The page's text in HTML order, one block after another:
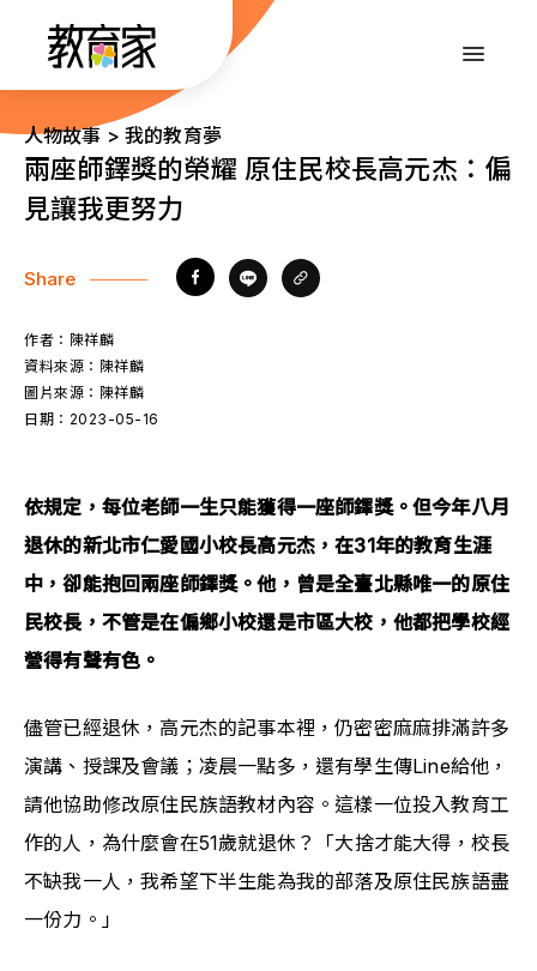
內
::: 人物故事 > 我的教育夢
兩座師鐸獎的榮耀 原住民校長高元杰：偏
見讓我更努力
Share
作者： 陳祥麟
資料來源： 陳祥麟
圖片來源： 陳祥麟
日期： 2023-05-16
依規定，每位老師一生只能獲得一座師鐸獎。但今年八月
退休的新北市仁愛國小校長高元杰，在31年的教育生涯
中，卻能抱回兩座師鐸獎。他，曾是全臺北縣唯一的原住
民校長，不管是在偏鄉小校還是市區大校，他都把學校經
營得有聲有色。
儘管已經退休，高元杰的記事本裡，仍密密麻麻排滿許多
演講、授課及會議；凌晨一點多，還有學生傳Line給他，
請他協助修改原住民族語教材內容。這樣一位投入教育工
作的人，為什麼會在51歲就退休？「大捨才能大得，校長
不缺我一人，我希望下半生能為我的部落及原住民族語盡
一份力。」